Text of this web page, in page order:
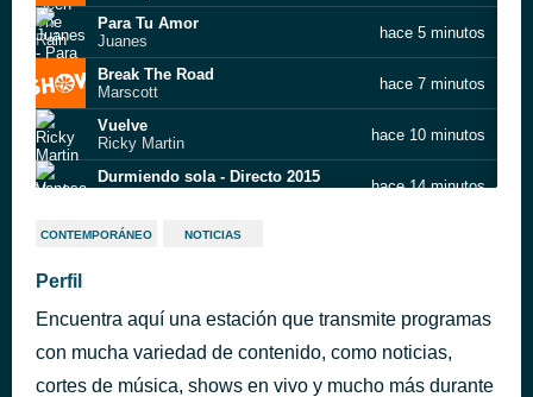
Para Tu Amor
Juanes
hace 5 minutos
Break The Road
Marscott
hace 7 minutos
Vuelve
Ricky Martin
hace 10 minutos
Durmiendo sola - Directo 2015
hace 14 minutos
Love Is A Losing Game
¿Dónde va la Gente Cuando Llueve?
Miguel Cantilo
Energía Informativo
hace 59 minutos
CONTEMPORÁNEO NOTICIAS
Perfil
Encuentra aquí una estación que transmite programas
con mucha variedad de contenido, como noticias,
cortes de música, shows en vivo y mucho más durante